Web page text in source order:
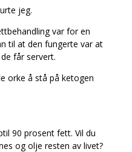
jeg.
var for en
til at den fungerte var at
får servert.
orke å stå på ketogen
90 prosent fett. Vil du
og olje resten av livet?